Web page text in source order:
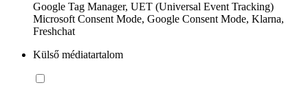
Google Tag Manager, UET (Universal Event Tracking)
Microsoft Consent Mode, Google Consent Mode, Klarna,
Freshchat
Külső médiatartalom